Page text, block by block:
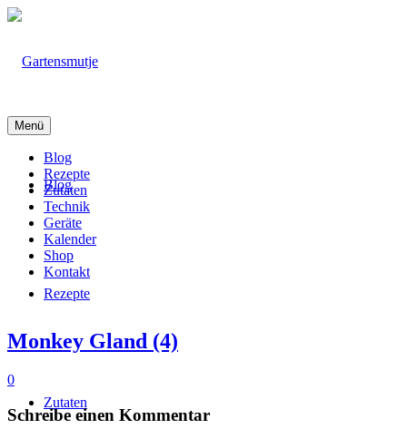
Blog
Rezepte
Zutaten
Menü
Blog
Rezepte
Zutaten
Technik
Geräte
Kalender
Shop
Kontakt
Monkey Gland (4)
0
Schreibe einen Kommentar